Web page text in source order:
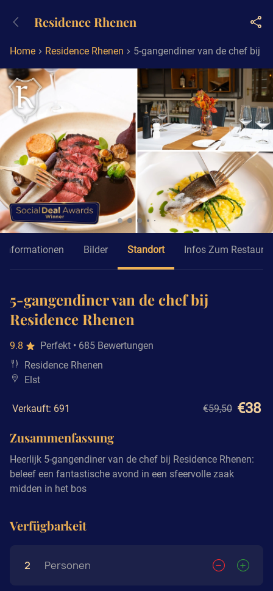
Erreichbar bis 23:00 Uhr (max
0,09€/Min)
Home Residence Rhenen 5-gangendiner van de chef bij
Residence Rhenen
Informationen Bilder Standort Infos Zum
5-gangendiner van de chef bij
Residence Rhenen
9.8 Perfekt • 685 Bewertungen
Residence Rhenen
Elst
Verkauft: 691 €59,50 €38
Zusammenfassung
Heerlijk 5-gangendiner van de chef bij Residence Rhenen:
beleef een fantastische avond in een sfeervolle zaak
midden in het bos
Verfügbarkeit
2 Personen